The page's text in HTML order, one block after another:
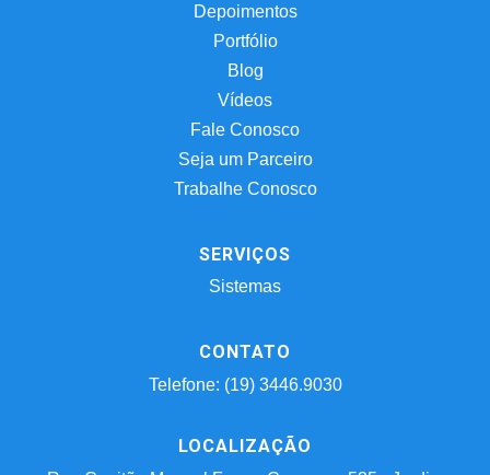
Depoimentos
Portfólio
Blog
Vídeos
Fale Conosco
Seja um Parceiro
Trabalhe Conosco
SERVIÇOS
Sistemas
CONTATO
Telefone: (19) 3446.9030
LOCALIZAÇÃO